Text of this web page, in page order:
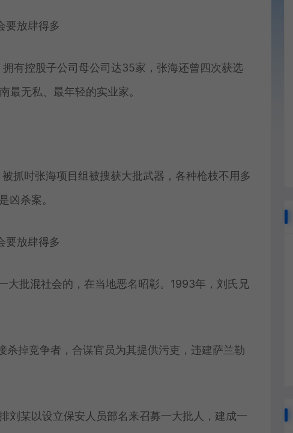
有控股子公司母公司达35家，张海还曾四次获选
最无私、最年轻的实业家。
被抓时张海项目组被搜获大批武器，各种枪枝不用多
凶杀案。
大批混社会的，在当地恶名昭彰。1993年，刘氏兄
掉竞争者，合谋官员为其提供污吏，违建萨兰勒
刘某以设立保安人员部名来召募一大批人，建成一